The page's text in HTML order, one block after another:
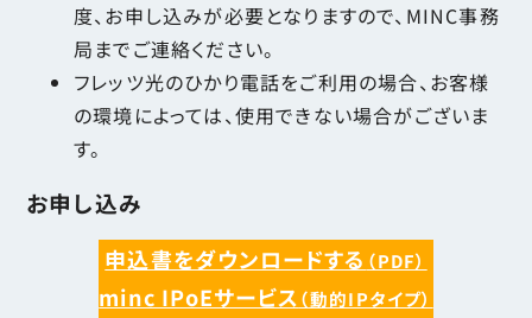
度、お申し込みが必要となりますので、MINC事務
局までご連絡ください。
フレッツ光のひかり電話をご利用の場合、お客様
の環境によっては、使用できない場合がございま
す。
お申し込み
申込書をダウンロードする （PDF）
minc IPoEサービス（動的IPタイプ）